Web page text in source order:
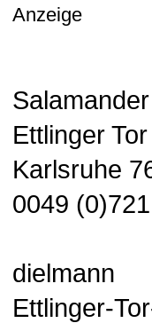
Anzeige
Ettlinger
Karlsruhe
0049
dielmann
Ettlinger-